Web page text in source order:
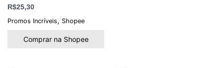
R$25,30
Promos Incríveis, Shopee
Comprar na Shopee